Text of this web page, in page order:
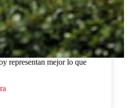
representan mejor lo que